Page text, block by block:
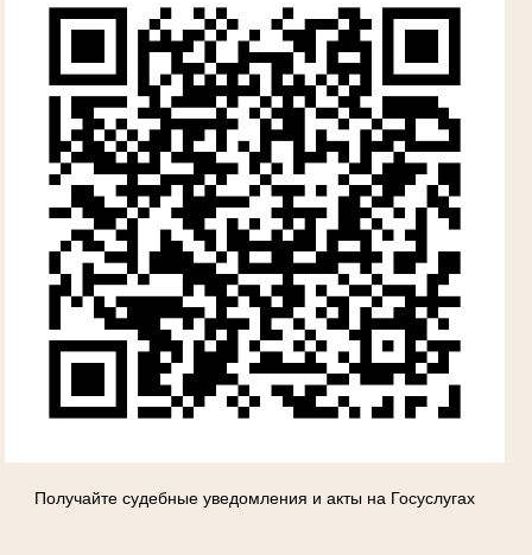
Получайте судебные уведомления и акты на Госуслугах